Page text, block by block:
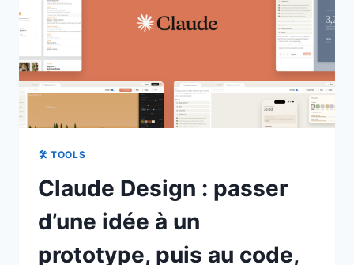
DANS
🛠 TOOLS
Claude Design : passer
d’une idée à un
prototype, puis au code,